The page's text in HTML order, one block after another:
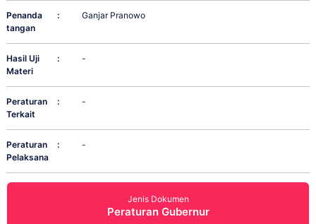
Penanda
tangan
: Ganjar Pranowo
Hasil Uji
Materi
: -
Peraturan
Terkait
: -
Peraturan
Pelaksana
: -
Jenis Dokumen
Peraturan Gubernur